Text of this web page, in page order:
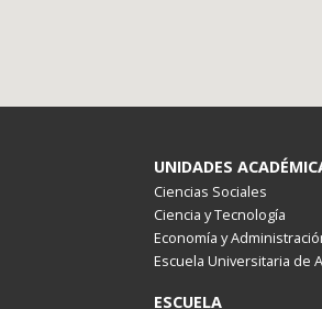
UNIDADES
Ciencias Sociales
Ciencia y Tecnología
Economía y
Escuela Universitaria de
ESCUELA